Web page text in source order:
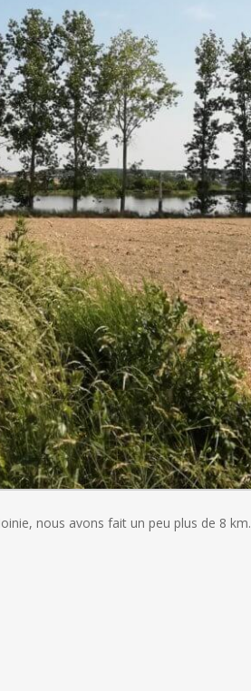
nous avons fait un peu plus de 8 km.